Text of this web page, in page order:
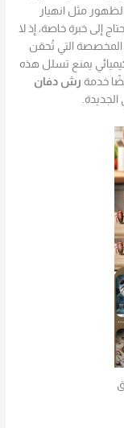
مثل انهيار
إلى خبرة خاصة، إذ لا
المخصصة التي تُحقن
يمنع تسلل هذه
خدمة رش دفان